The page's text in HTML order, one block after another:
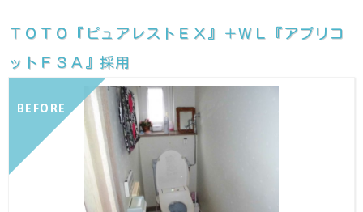
ＴＯＴＯ『ピュアレストＥＸ』＋ＷＬ『アプリコ
ットＦ３Ａ』採用
BEFORE